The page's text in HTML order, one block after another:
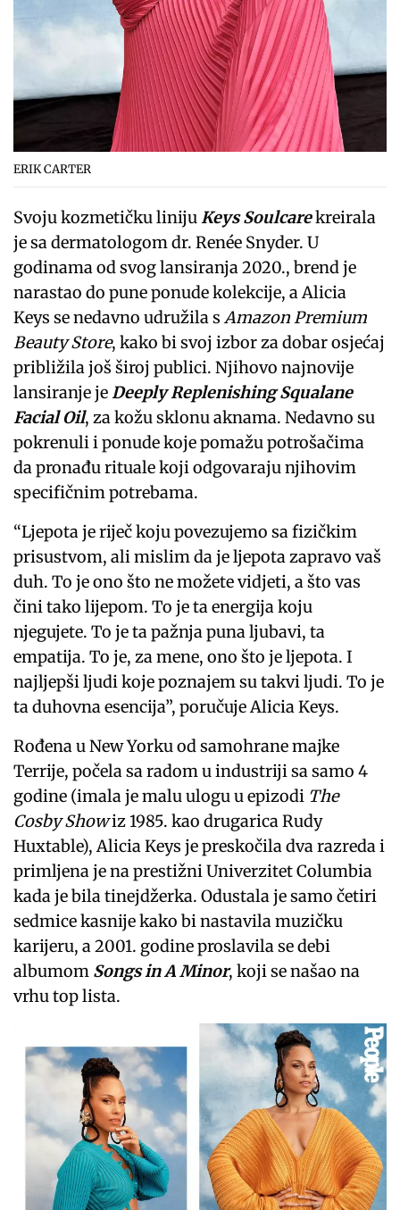
ERIK CARTER
Svoju kozmetičku linijuKeys Soulcarekreirala
je sa dermatologom dr. Renée Snyder. U
godinama od svog lansiranja 2020., brend je
narastao do pune ponude kolekcije, a Alicia
Keys se nedavno udružila sAmazon Premium
Beauty Store, kako bi svoj izbor za dobar osjećaj
približila još široj publici. Njihovo najnovije
lansiranje jeDeeply Replenishing Squalane
Facial Oil, za kožu sklonu aknama. Nedavno su
pokrenuli i ponude koje pomažu potrošačima
da pronađu rituale koji odgovaraju njihovim
specifičnim potrebama.
“Ljepota je riječ koju povezujemo sa fizičkim
prisustvom, ali mislim da je ljepota zapravo vaš
duh. To je ono što ne možete vidjeti, a što vas
čini tako lijepom. To je ta energija koju
njegujete. To je ta pažnja puna ljubavi, ta
empatija. To je, za mene, ono što je ljepota. I
najljepši ljudi koje poznajem su takvi ljudi. To je
ta duhovna esencija”, poručuje Alicia Keys.
Rođena u New Yorku od samohrane majke
Terrije, počela sa radom u industriji sa samo 4
godine (imala je malu ulogu u epizodi The
Cosby Showiz 1985. kao drugarica Rudy
Huxtable), Alicia Keys je preskočila dva razreda i
primljena je na prestižni Univerzitet Columbia
kada je bila tinejdžerka. Odustala je samo četiri
sedmice kasnije kako bi nastavila muzičku
karijeru, a 2001. godine proslavila se debi
albumom Songs in A Minor, koji se našao na
vrhu top lista.